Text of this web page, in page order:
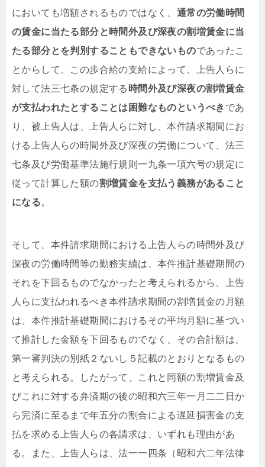
においても増額されるものではなく、 通常の労働時間
の賃金に当たる部分と時間外及び深夜の割増賃金に当
たる部分とを判別することもできないものであったこ
とからして、この歩合給の支給によって、上告人らに
対して法三七条の規定する 時間外及び深夜の割増賃金
が支払われたとすることは困難なものというべき であ
り、被上告人は、上告人らに対し、本件請求期間にお
ける上告人らの時間外及び深夜の労働について、法三
七条及び労働基準法施行規則一九条一項六号の規定に
従って計算した額の割増賃金を支払う義務があること
になる。
そして、本件請求期間における上告人らの時間外及び
深夜の労働時間等の勤務実績は、本件推計基礎期間の
それを下回るものでなかったと考えられるから、上告
人らに支払われるべき本件請求期間の割増賃金の月額
は、本件推計基礎期間におけるその平均月額に基づい
て推計した金額を下回るものでなく、その合計額は、
第一審判決の別紙２ないし５記載のとおりとなるもの
と考えられる。したがって、これと同額の割増賃金及
びこれに対する弁済期の後の昭和六三年一月二二日か
ら完済に至るまで年五分の割合による遅延損害金の支
払を求める上告人らの各請求は、いずれも理由があ
る。また、上告人らは、法一一四条（昭和六二年法律